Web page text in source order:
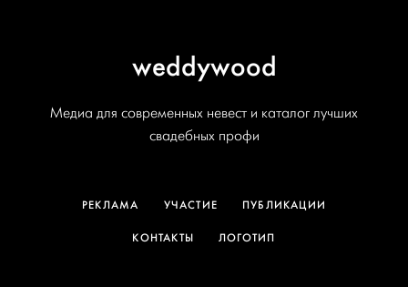
weddywood
Медиа для современных невест и каталог лучших
свадебных профи
РЕКЛАМА УЧАСТИЕ ПУБЛИКАЦИИ
КОНТАКТЫ ЛОГОТИП